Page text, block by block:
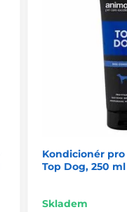
Kondicionér
Top Dog, 250 ml
Skladem